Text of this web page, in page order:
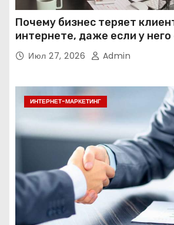
Почему бизнес теряет
интернете, даже если у него
Июл 27, 2026 Admin
ИНТЕРНЕТ-МАРКЕТИНГ